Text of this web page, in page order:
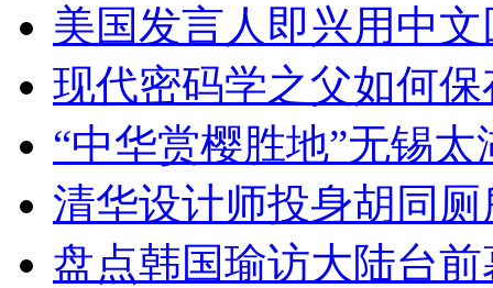
美国发言人即兴用中
现代密码学之父如何
“中华赏樱胜地”无锡
清华设计师投身胡同
盘点韩国瑜访大陆台